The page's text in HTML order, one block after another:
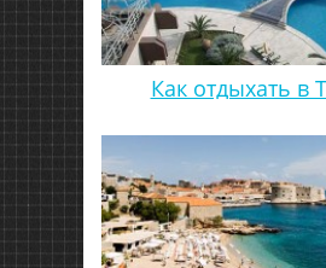
Как отдыхать в